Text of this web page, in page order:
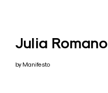
Julia Romano
by Manifesto